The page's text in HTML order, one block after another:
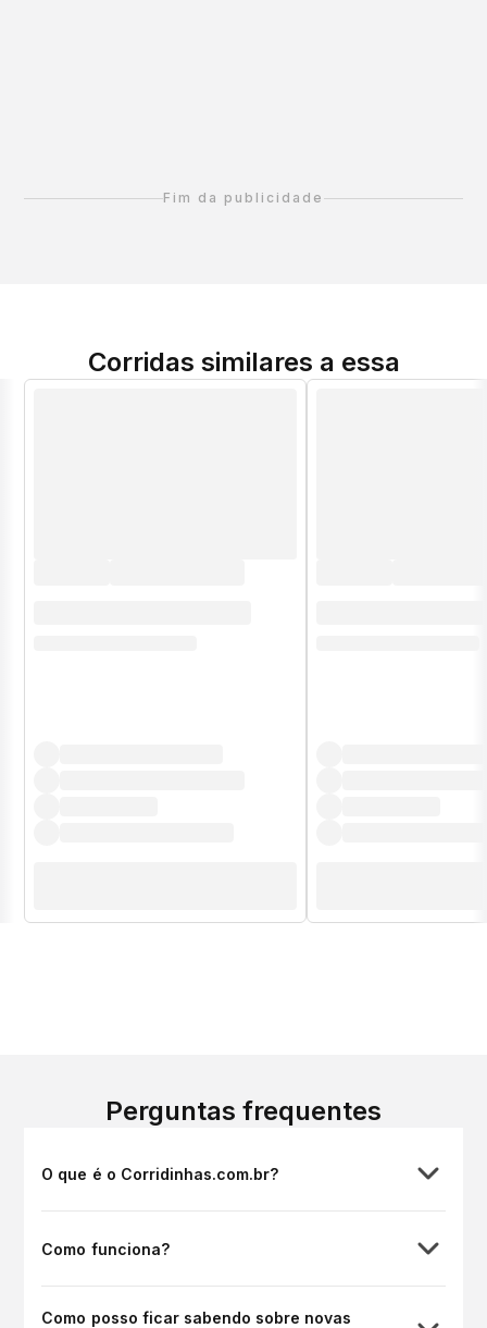
Fim da publicidade
Corridas similares a essa
Perguntas frequentes
O que é o Corridinhas.com.br?
Como funciona?
Como posso ficar sabendo sobre novas